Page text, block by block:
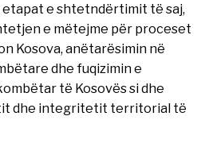
etapat e shtetndërtimit të saj,
e mëtejme për proceset
Kosova, anëtarësimin në
dhe fuqizimin e
të Kosovës si dhe
dhe integritetit territorial të